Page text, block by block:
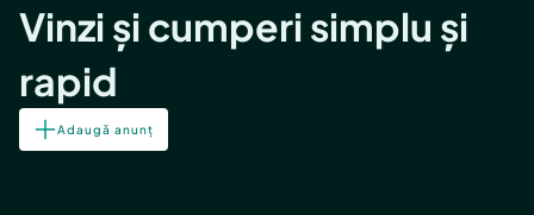
Vinzi și cumperi simplu și
rapid
Adaugă anunț